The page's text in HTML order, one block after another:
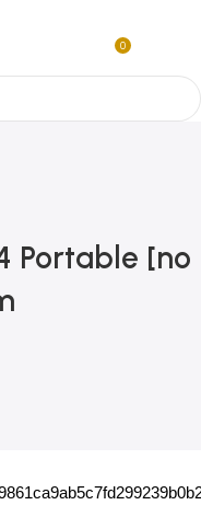
0
Portable [no